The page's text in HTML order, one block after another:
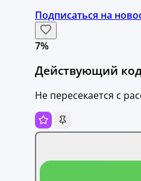
Подписаться на
7%
Действующий код
Не пересекается с